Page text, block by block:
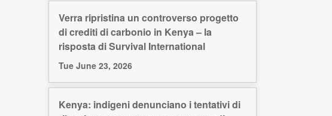
Verra ripristina un controverso progetto
di crediti di carbonio in Kenya – la
risposta di Survival International
Tue June 23, 2026
Kenya: indigeni denunciano i tentativi di